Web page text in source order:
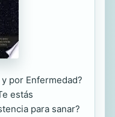
por Enfermedad?
estás
para sanar?